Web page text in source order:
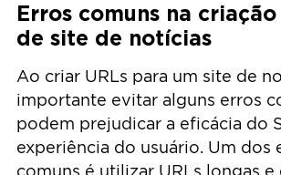
Erros comuns na
de site de notícias
Ao criar URLs para um site de
importante evitar alguns erros
podem prejudicar a eficácia do
experiência do usuário. Um dos
comuns é utilizar URLs longas e